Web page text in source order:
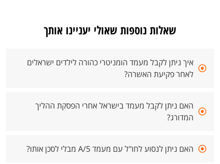
שאלות נוספות שאולי יעניינו אותך
איך ניתן לקבל מעמד הומניטרי כהורה לילדים ישראלים
לאחר פקיעת האשרה?
האם ניתן לקבל מעמד בישראל אחרי הפסקת ההליך
המדורג?
האם ניתן לנסוע לחו"ל עם מעמד A/5 מבלי לסכן אותו?